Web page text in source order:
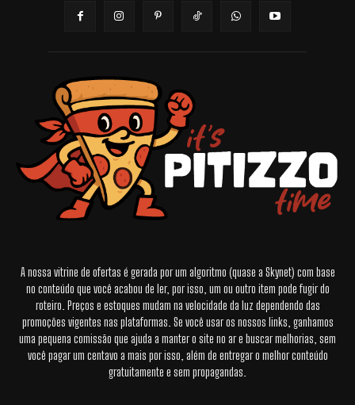
A nossa vitrine de ofertas é gerada por um algoritmo (quase a Skynet) com base
no conteúdo que você acabou de ler, por isso, um ou outro item pode fugir do
roteiro. Preços e estoques mudam na velocidade da luz dependendo das
promoções vigentes nas plataformas. Se você usar os nossos links, ganhamos
uma pequena comissão que ajuda a manter o site no ar e buscar melhorias, sem
você pagar um centavo a mais por isso, além de entregar o melhor conteúdo
gratuitamente e sem propagandas.